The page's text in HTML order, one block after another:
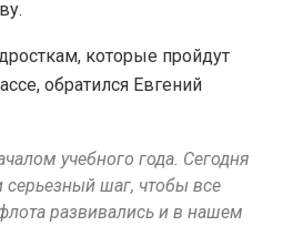
которые пройдут
обратился Евгений
учебного года. Сегодня
шаг, чтобы все
развивались и в нашем